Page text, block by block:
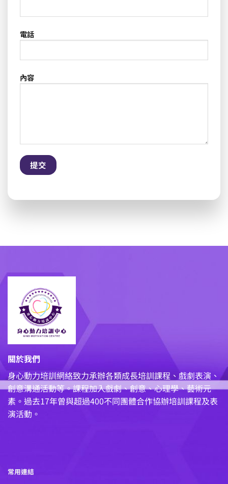
電話
內容
關於我們
身心動力培訓網絡致力承辦各類成長培訓課程、戲劇表演、
創意溝通活動等。課程加入戲劇、創意、心理學、藝術元
素。過去17年曾與超過400不同團體合作協辦培訓課程及表
演活動。
常用連結